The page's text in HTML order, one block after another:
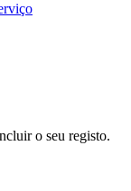
o seu registo.